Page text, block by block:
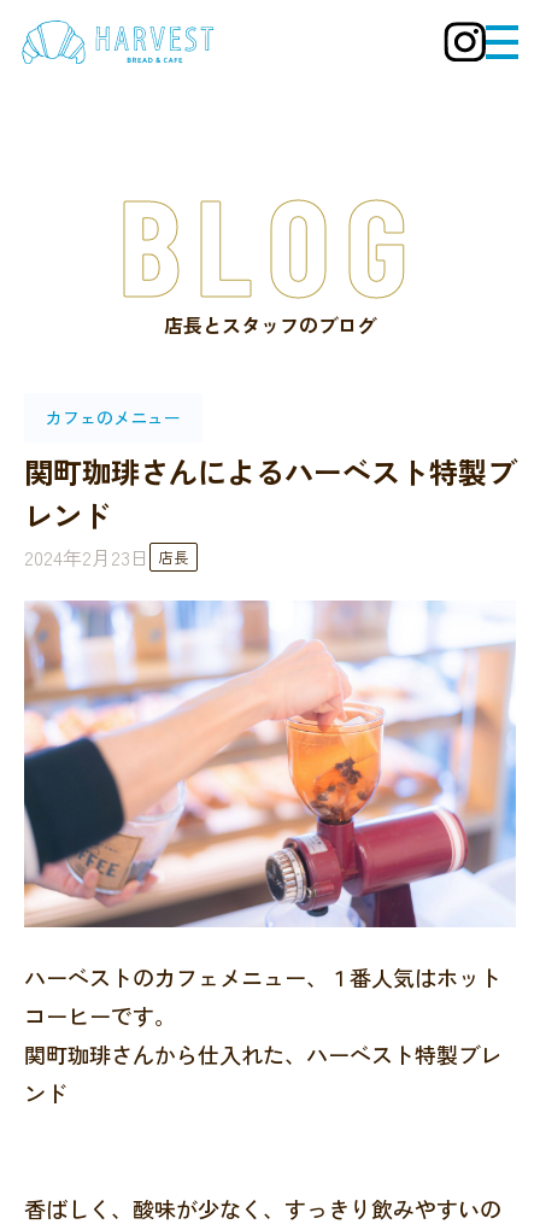
店長とスタッフのブログ
BLOG
カフェのメニュー
関町珈琲さんによるハーベスト特製ブ
レンド
2024年2月23日 店長
ハーベストのカフェメニュー、１番人気はホット
コーヒーです。
関町珈琲さんから仕入れた、ハーベスト特製ブレ
ンド
香ばしく、酸味が少なく、すっきり飲みやすいの